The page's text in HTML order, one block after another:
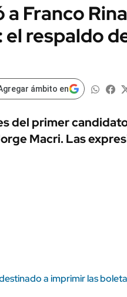
AUTOS
Franco
respaldo
ámbito en
del primer
Macri. Las
a imprimir las